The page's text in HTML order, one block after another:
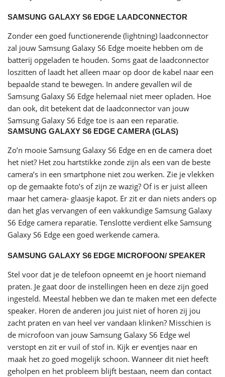
SAMSUNG GALAXY S6 EDGE LAADCONNECTOR
Zonder een goed functionerende (lightning) laadconnector
zal jouw Samsung Galaxy S6 Edge moeite hebben om de
batterij opgeladen te houden. Soms gaat de laadconnector
loszitten of laadt het alleen maar op door de kabel naar een
bepaalde stand te bewegen. In andere gevallen wil de
Samsung Galaxy S6 Edge helemaal niet meer opladen. Hoe
dan ook, dit betekent dat de laadconnector van jouw
Samsung Galaxy S6 Edge toe is aan een reparatie.
SAMSUNG GALAXY S6 EDGE CAMERA (GLAS)
Zo’n mooie Samsung Galaxy S6 Edge en en de camera doet
het niet? Het zou hartstikke zonde zijn als een van de beste
camera’s in een smartphone niet zou werken. Zie je vlekken
op de gemaakte foto’s of zijn ze wazig? Of is er juist alleen
maar het camera- glaasje kapot. Er zit er dan niets anders op
dan het glas vervangen of een vakkundige Samsung Galaxy
S6 Edge camera reparatie. Tenslotte verdient elke Samsung
Galaxy S6 Edge een goed werkende camera.
SAMSUNG GALAXY S6 EDGE MICROFOON/ SPEAKER
Stel voor dat je de telefoon opneemt en je hoort niemand
praten. Je gaat door de instellingen heen en deze zijn goed
ingesteld. Meestal hebben we dan te maken met een defecte
speaker. Horen de anderen jou juist niet of horen zij jou
zacht praten en van heel ver vandaan klinken? Misschien is
de microfoon van jouw Samsung Galaxy S6 Edge wel
verstopt en zit er vuil of stof in. Kijk er eventjes naar en
maak het zo goed mogelijk schoon. Wanneer dit niet heeft
geholpen en het probleem blijft bestaan, neem dan contact